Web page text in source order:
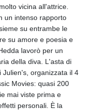
vicina all'attrice.
un intenso rapporto
su entrambe le
su amore e poesia e
lavorò per un
della diva. L'asta di
Julien's, organizzata il 4
Movies: quasi 200
mai viste prima e
personali. È la